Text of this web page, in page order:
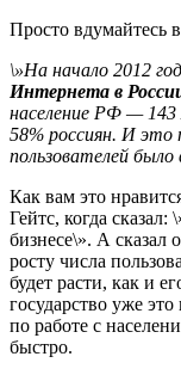
Просто вдумайтесь
\»На начало 2012
Интернета в
население РФ — 143
58% россиян. И это
пользователей было
Как вам это
Гейтс, когда
бизнесе\». А сказал
росту числа
будет расти, как и
государство уже
по работе с
быстро.